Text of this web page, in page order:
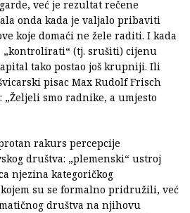
već je rezultat rečene
onda kada je valjalo pribaviti
koje domaći ne žele raditi. I kada
„kontrolirati“ (tj. srušiti) cijenu
tako postao još krupniji. Ili
pisac Max Rudolf Frisch
„Željeli smo radnike, a umjesto
rakurs percepcije
društva: „plemenski“ ustroj
njezina kategoričkog
su se formalno pridružili, već
društva na njihovu